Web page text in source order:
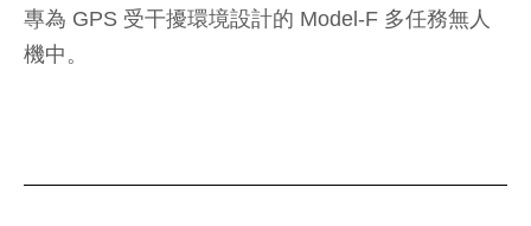
專為 GPS 受干擾環境設計的 Model-F 多任務無人
機中。